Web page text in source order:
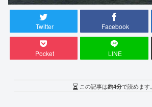
Twitter Facebook
Pocket LINE
この記事は約4分で読めます。